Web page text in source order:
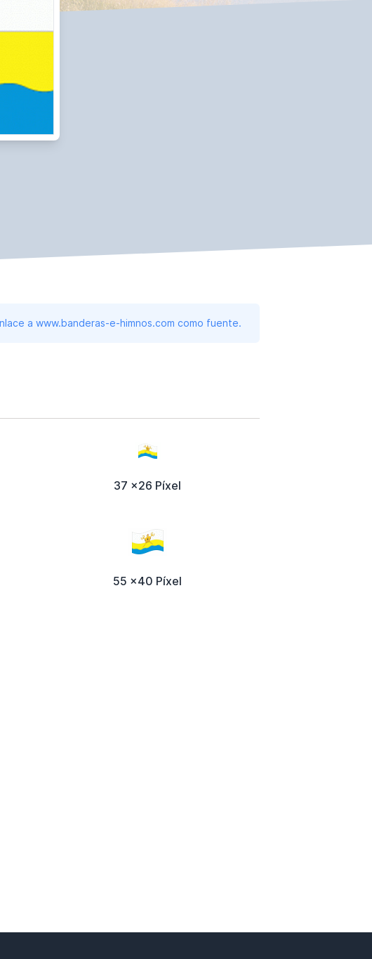
a www.banderas-e-himnos.com como fuente.
37 x26 Píxel
55 x40 Píxel